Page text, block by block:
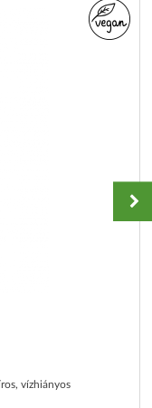
vízhiányos